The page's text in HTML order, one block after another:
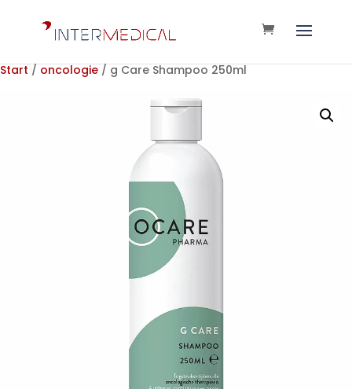
Start / oncologie / g Care Shampoo 250ml